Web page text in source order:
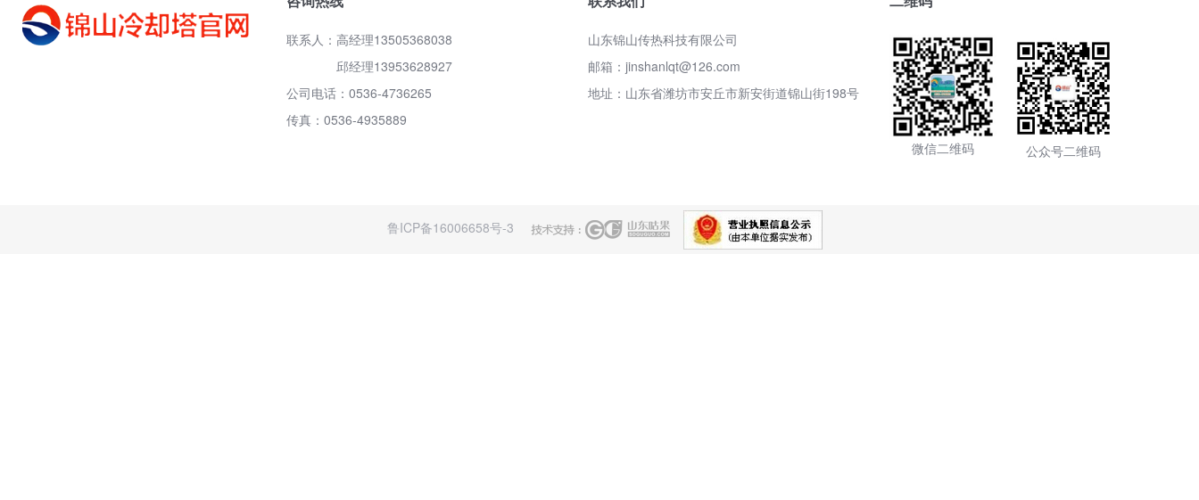
联系人：高经理13505368038
山东锦山传热科技有限公司